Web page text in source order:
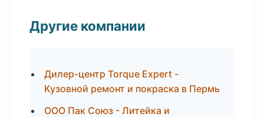
Другие компании
Дилер-центр Torque Expert -
Кузовной ремонт и покраска в Пермь
ООО Пак Союз - Литейка и